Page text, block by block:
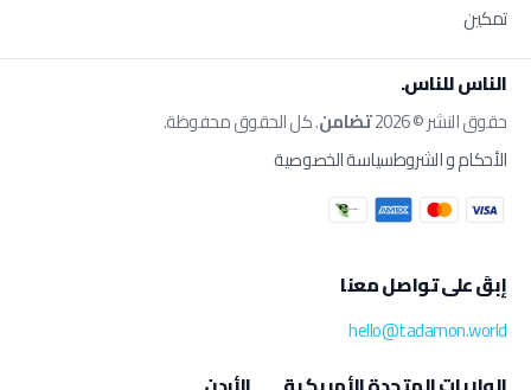
تمكين
الناس للناس.
حقوق النشر © 2026 تضامن. كل الحقوق محفوظة.
الأحكام و الشروطسياسة الخصوصية
إبقَ على تواصل معنا
hello@tadamon.world